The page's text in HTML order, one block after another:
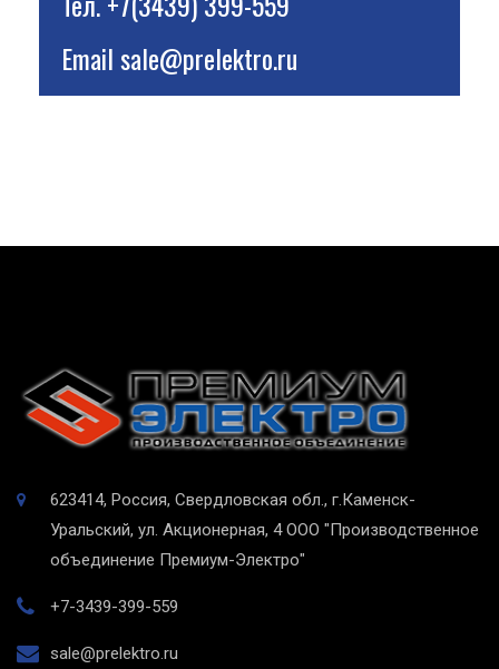
Emailsale@prelektro.ru
623414, Россия, Свердловская обл., г.Каменск-
Уральский, ул. Акционерная, 4 ООО "Производственное
объединение Премиум-Электро"
+7-3439-399-559
sale@prelektro.ru